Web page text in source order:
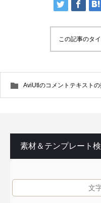
この記事のタ
AviUtlのコメントテキスト
素材＆テンプレート